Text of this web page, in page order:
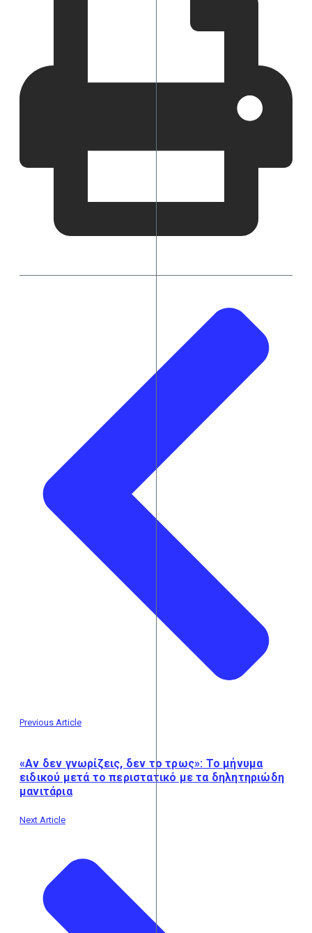
Previous Article
«Αν δεν γνωρίζεις, δεν το τρως»: Το μήνυμα
ειδικού μετά το περιστατικό με τα δηλητηριώδη
μανιτάρια
Next Article